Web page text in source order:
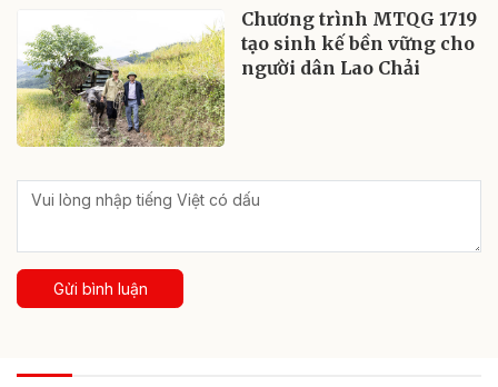
Chương trình MTQG 1719
tạo sinh kế bền vững cho
người dân Lao Chải
Gửi bình luận